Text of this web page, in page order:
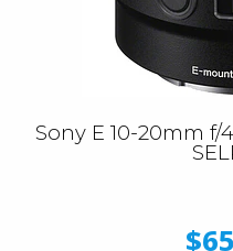
Sony E 10-20mm